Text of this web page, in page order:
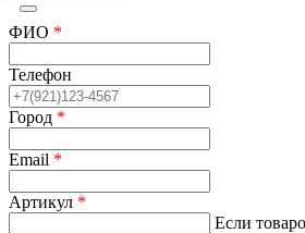
ФИО *
Телефон
Город *
Email *
Артикул *
Если